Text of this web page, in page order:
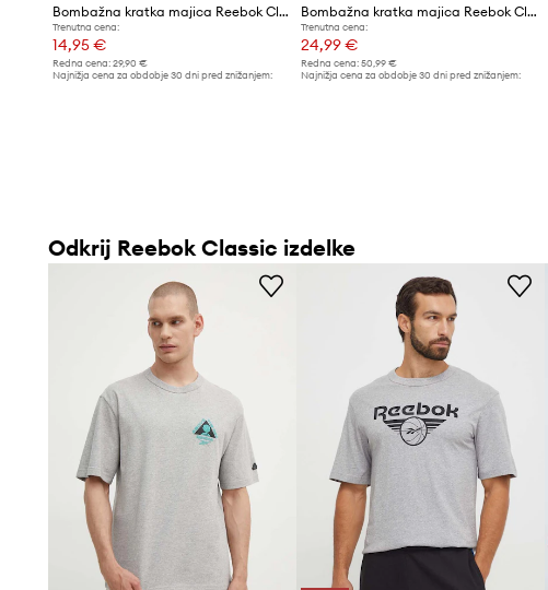
Bombažna kratka majica Reebok Classic Basketball
Trenutna cena:
14,95 €
Redna cena: 29,90 €
Najnižja cena za obdobje 30 dni pred znižanjem:
Bombažna kratka majica Reebok Classic Basketball
Trenutna cena:
24,99 €
Redna cena:50,99 €
Najnižja cena za obdobje 30 dni pred znižanjem:
Odkrij Reebok Classic izdelke